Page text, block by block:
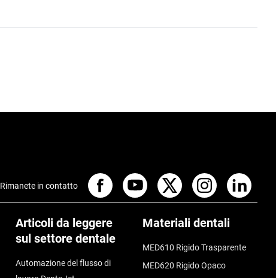
Articoli da leggere
sul settore dentale
Automazione del flusso di
Materiali dentali
MED610 Rigido Trasparente
MED620 Rigido Opaco
Rimanete in contatto